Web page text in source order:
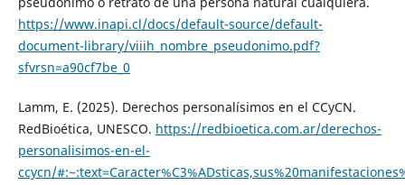
https://www.inapi.cl/docs/default-source/default-
document-library/viiih_nombre_pseudonimo.pdf?
sfvrsn=a90cf7be_0
Lamm, E. (2025). Derechos personalísimos en el CCyCN.
RedBioética, UNESCO. https://redbioetica.com.ar/derechos-
personalisimos-en-el-
ccycn/